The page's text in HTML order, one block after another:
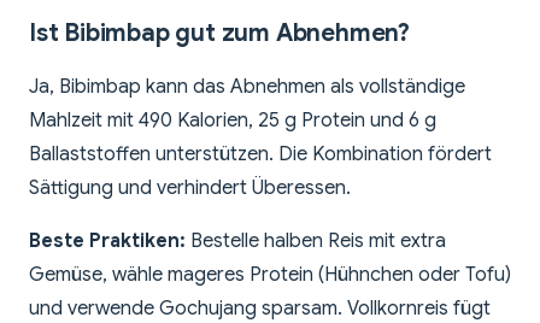
Ist Bibimbap gut zum Abnehmen?
Ja, Bibimbap kann das Abnehmen als vollständige
Mahlzeit mit 490 Kalorien, 25 g Protein und 6 g
Ballaststoffen unterstützen. Die Kombination fördert
Sättigung und verhindert Überessen.
Beste Praktiken: Bestelle halben Reis mit extra
Gemüse, wähle mageres Protein (Hühnchen oder Tofu)
und verwende Gochujang sparsam. Vollkornreis fügt